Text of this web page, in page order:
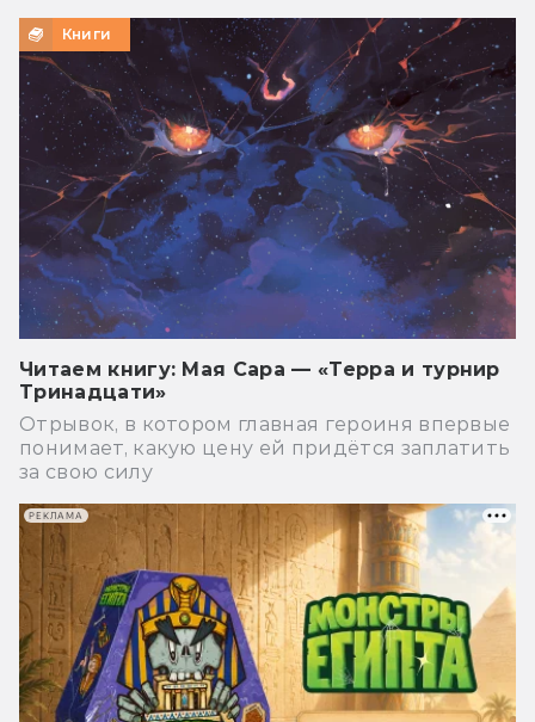
Книги
Читаем книгу: Мая Сара — «Терра и турнир
Тринадцати»
Отрывок, в котором главная героиня впервые
понимает, какую цену ей придётся заплатить
за свою силу
РЕКЛАМА